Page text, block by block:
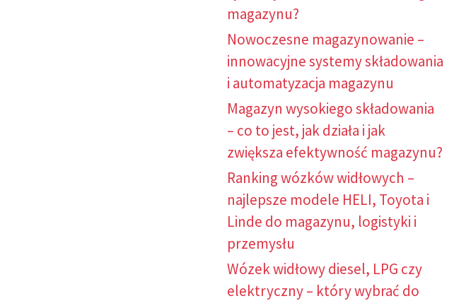
magazynu?
Nowoczesne magazynowanie –
innowacyjne systemy składowania
i automatyzacja magazynu
Magazyn wysokiego składowania
– co to jest, jak działa i jak
zwiększa efektywność magazynu?
Ranking wózków widłowych –
najlepsze modele HELI, Toyota i
Linde do magazynu, logistyki i
przemysłu
Wózek widłowy diesel, LPG czy
elektryczny – który wybrać do